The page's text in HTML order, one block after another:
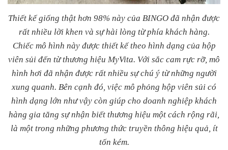
Thiết kế giống thật hơn 98% này của BINGO đã nhận được
rất nhiều lời khen và sự hài lòng từ phía khách hàng.
Chiếc mô hình này được thiết kế theo hình dạng của hộp
viên sủi đến từ thương hiệu MyVita. Với sắc cam rực rỡ, mô
hình hơi đã nhận được rất nhiều sự chú ý từ những người
xung quanh. Bên cạnh đó, việc mô phỏng hộp viên sủi có
hình dạng lớn như vậy còn giúp cho doanh nghiệp khách
hàng gia tăng sự nhận biết thương hiệu một cách rộng rãi,
là một trong những phương thức truyền thông hiệu quả, ít
tốn kém.